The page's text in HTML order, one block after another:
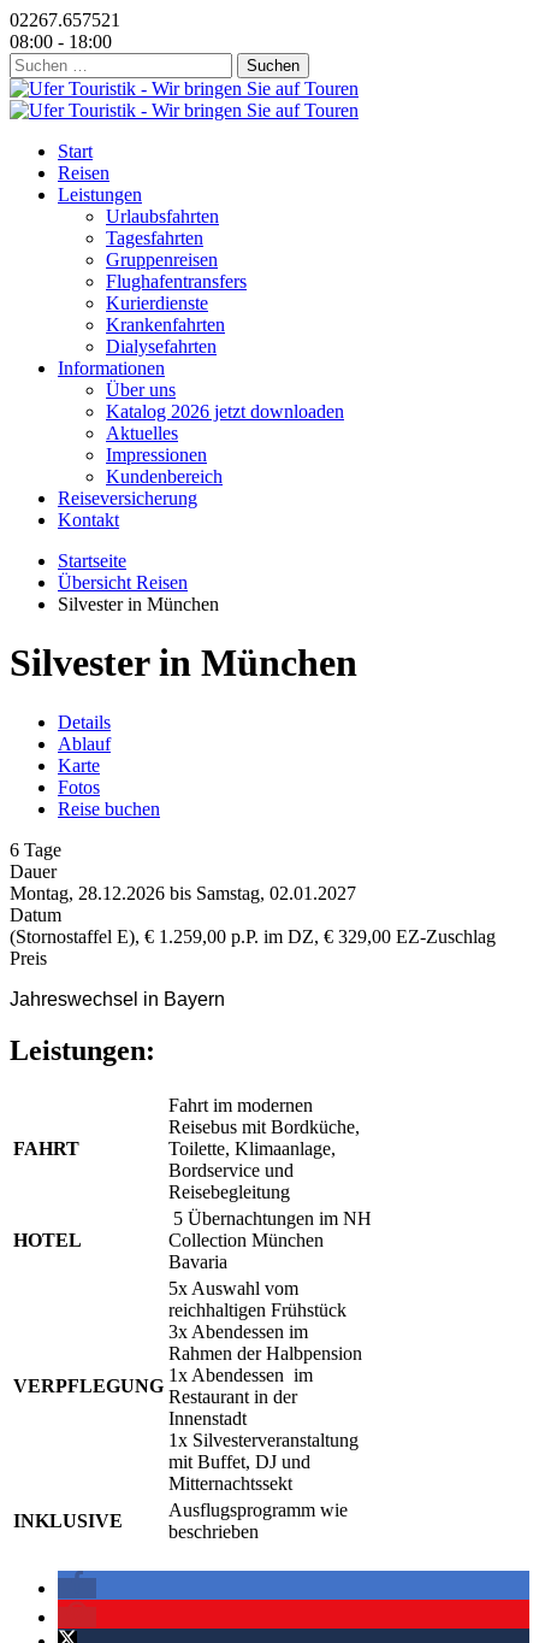
02267.657521
08:00 - 18:00
Suchen
nach:
Start
Reisen
Leistungen
Urlaubsfahrten
Tagesfahrten
Gruppenreisen
Flughafentransfers
Kurierdienste
Krankenfahrten
Dialysefahrten
Informationen
Über uns
Katalog 2026 jetzt downloaden
Aktuelles
Impressionen
Kundenbereich
Reiseversicherung
Kontakt
Startseite
Übersicht Reisen
Silvester in München
Silvester in München
Details
Ablauf
Karte
Fotos
Reise buchen
6 Tage
Dauer
Montag, 28.12.2026 bis Samstag, 02.01.2027
Datum
(Stornostaffel E), € 1.259,00 p.P. im DZ, € 329,00 EZ-Zuschlag
Preis
Jahreswechsel in Bayern
Leistungen:
FAHRT
Fahrt im modernen
Reisebus mit Bordküche,
Toilette, Klimaanlage,
Bordservice und
Reisebegleitung
HOTEL
5 Übernachtungen im NH
Collection München
Bavaria
VERPFLEGUNG
5x Auswahl vom
reichhaltigen Frühstück
3x Abendessen im
Rahmen der Halbpension
1x Abendessen im
Restaurant in der
Innenstadt
1x Silvesterveranstaltung
mit Buffet, DJ und
Mitternachtssekt
INKLUSIVE
Ausflugsprogramm wie
beschrieben